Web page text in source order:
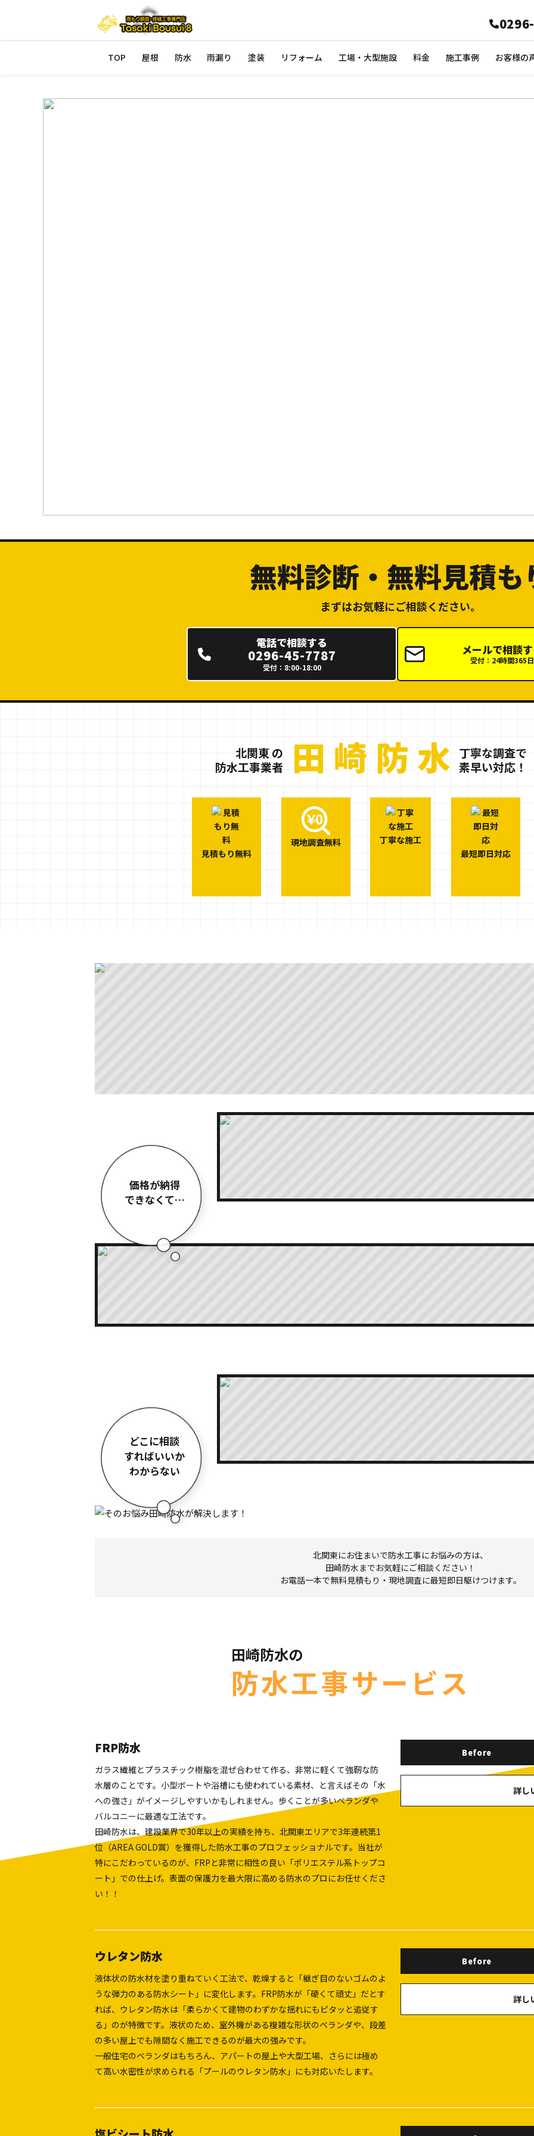
TOP 屋根 防水 雨漏り 塗装 リフォーム 工場・大型施設 料金 施工事例 お客様の
無料診断・無料見積も
まずはお気軽にご相談ください。
電話で相談する
0296-45-7787
受付：8:00-18:00
メールで相談
受付：24時間365日
北関東 の
防水工事業者
北関東の防
田崎防水 丁寧な調査で
素早い対応！
見積もり無料
現地調査無料
丁寧な施工
最短即日対応
価格が納得
できなくて…
どこに相談
すればいいか
わからない
北関東にお住まいで防水工事にお悩みの方は、
田崎防水までお気軽にご相談ください！
お電話一本で無料見積もり・現地調査に最短即日駆けつけます。
田崎防水の
防水工事サービス
FRP防水
ガラス繊維とプラスチック樹脂を混ぜ合わせて作る、非常に軽くて強靭な防
水層のことです。小型ボートや浴槽にも使われている素材、と言えばその「水
への強さ」がイメージしやすいかもしれません。歩くことが多いベランダや
バルコニーに最適な工法です。
田崎防水は、建設業界で30年以上の実績を持ち、北関東エリアで3年連続第1
位（AREA GOLD賞）を獲得した防水工事のプロフェッショナルです。当社が
特にこだわっているのが、FRPと非常に相性の良い「ポリエステル系トップコ
ート」での仕上げ。表面の保護力を最大限に高める防水のプロにお任せくださ
い！！
Before
詳し
ウレタン防水
液体状の防水材を塗り重ねていく工法で、乾燥すると「継ぎ目のないゴムのよ
うな弾力のある防水シート」に変化します。FRP防水が「硬くて頑丈」だとす
れば、ウレタン防水は「柔らかくて建物のわずかな揺れにもピタッと追従す
る」のが特徴です。液状のため、室外機がある複雑な形状のベランダや、段差
の多い屋上でも隙間なく施工できるのが最大の強みです。
一般住宅のベランダはもちろん、アパートの屋上や大型工場、さらには極め
て高い水密性が求められる「プールのウレタン防水」にも対応いたします。
Before
詳し